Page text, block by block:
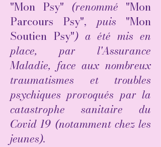
"Mon Psy" (renommé "Mon
Parcours Psy", puis "Mon
Soutien Psy") a été mis en
place, par l'Assurance
Maladie, face aux nombreux
traumatismes et troubles
psychiques provoqués par la
catastrophe sanitaire du
Covid 19 (notamment chez les
jeunes).